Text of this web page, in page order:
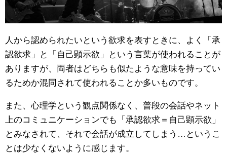
人から認められたいという欲求を表すときに、よく「承
認欲求」と「自己顕示欲」という言葉が使われることが
ありますが、両者はどちらも似たような意味を持ってい
るためか混同されて使われることか多いものです。
また、心理学という観点関係なく、普段の会話やネット
上のコミュニケーションでも「承認欲求＝自己顕示欲」
とみなされて、それで会話が成立してしまう…というこ
とは少なくないように感じます。